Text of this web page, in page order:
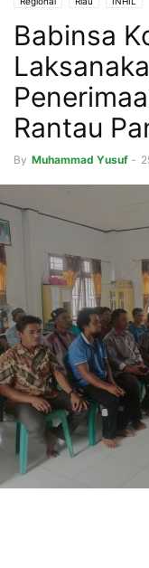
Babinsa
Rantau
By Muhammad Yusuf -